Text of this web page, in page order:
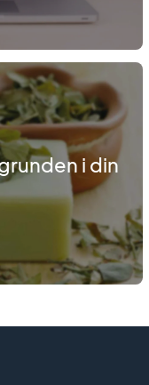
i din